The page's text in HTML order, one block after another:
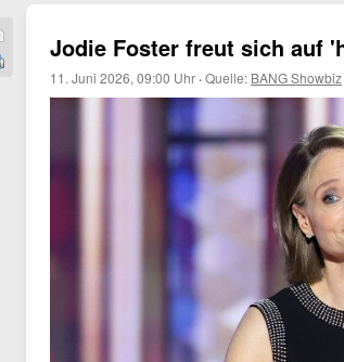
Jodie Foster freut sich auf
11. Juni 2026, 09:00 Uhr ·Quelle: BANG Showbiz